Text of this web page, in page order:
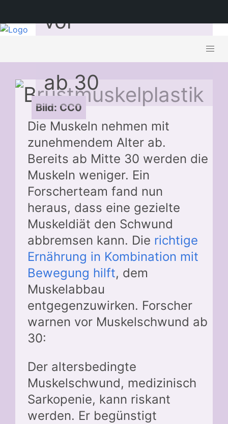
Bild: CC0
vor
ab 30
Die Muskeln nehmen mit
zunehmendem Alter ab.
Bereits ab Mitte 30 werden die
Muskeln weniger. Ein
Forscherteam fand nun
heraus, dass eine gezielte
Muskeldiät den Schwund
abbremsen kann. Die richtige
Ernährung in Kombination mit
Bewegung hilft, dem
Muskelabbau
entgegenzuwirken. Forscher
warnen vor Muskelschwund ab
30:
Der altersbedingte
Muskelschwund, medizinisch
Sarkopenie, kann riskant
werden. Er begünstigt